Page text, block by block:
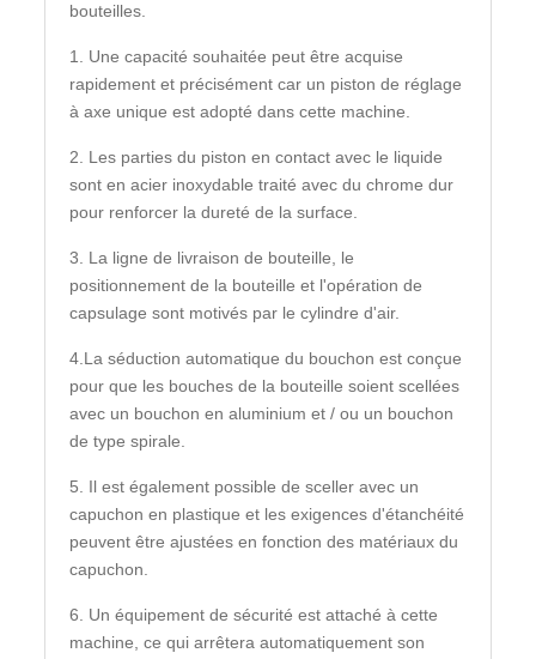
bouteilles.
1. Une capacité souhaitée peut être acquise
rapidement et précisément car un piston de réglage
à axe unique est adopté dans cette machine.
2. Les parties du piston en contact avec le liquide
sont en acier inoxydable traité avec du chrome dur
pour renforcer la dureté de la surface.
3. La ligne de livraison de bouteille, le
positionnement de la bouteille et l'opération de
capsulage sont motivés par le cylindre d'air.
4.La séduction automatique du bouchon est conçue
pour que les bouches de la bouteille soient scellées
avec un bouchon en aluminium et / ou un bouchon
de type spirale.
5. Il est également possible de sceller avec un
capuchon en plastique et les exigences d'étanchéité
peuvent être ajustées en fonction des matériaux du
capuchon.
6. Un équipement de sécurité est attaché à cette
machine, ce qui arrêtera automatiquement son